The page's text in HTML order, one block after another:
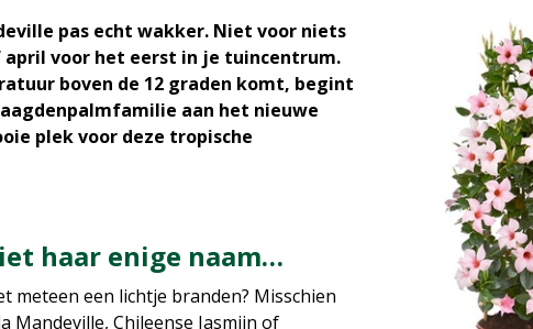
pas echt wakker. Niet voor niets
voor het eerst in je tuincentrum.
boven de 12 graden komt, begint
aan het nieuwe
plek voor deze tropische
haar enige naam…
meteen een lichtje branden? Misschien
Mandeville, Chileense Jasmijn of